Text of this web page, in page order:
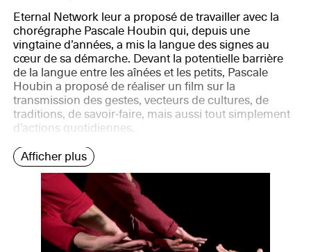
Eternal Network leur a proposé de travailler avec la
chorégraphe Pascale Houbin qui, depuis une
vingtaine d’années, a mis la langue des signes au
cœur de sa démarche. Devant la potentielle barrière
de la langue entre les aînées et les petits, Pascale
Houbin a proposé de réaliser un film sur la
transmission des gestes, vecteurs de cultures, de
traditions, de savoir‐faire, mais aussi tout simplement
d’actions quotidiennes.
Afficher plus